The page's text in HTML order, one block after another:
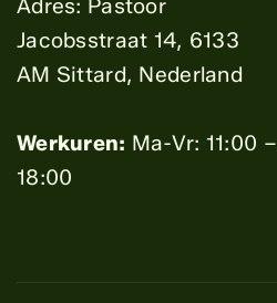
Adres: Pastoor
Jacobsstraat 14, 6133
AM Sittard, Nederland
Werkuren: Ma-Vr: 11:00 –
18:00